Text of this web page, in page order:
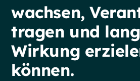
wachsen,
tragen und
Wirkung
können.